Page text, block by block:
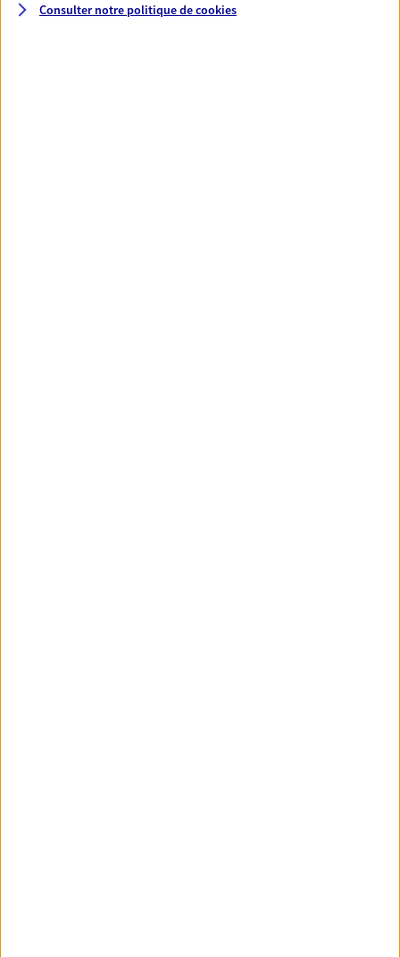
Consulter notre politique decookies